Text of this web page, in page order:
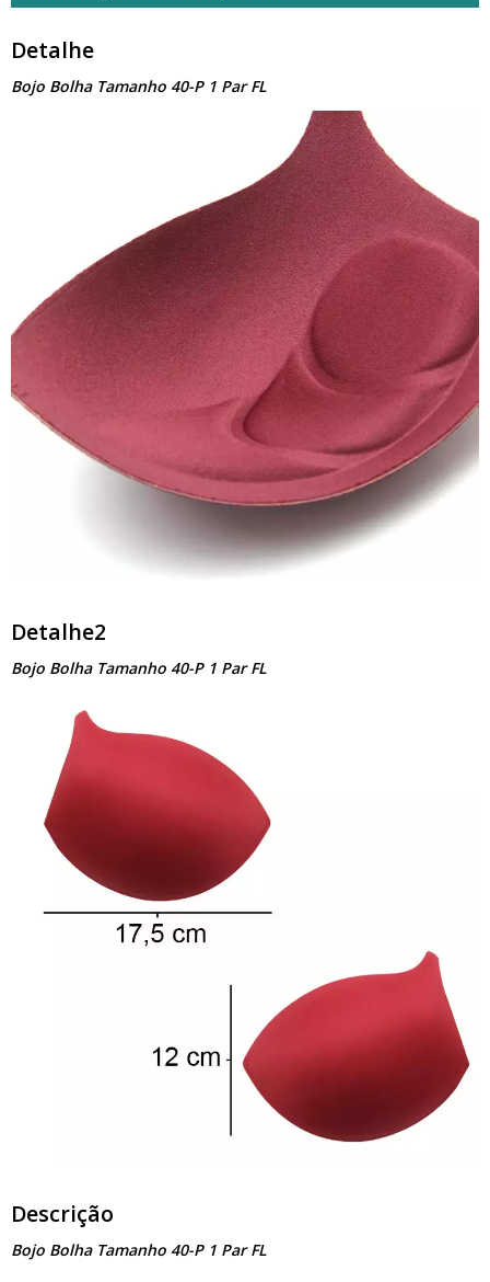
Detalhe
Bojo Bolha Tamanho 40-P 1 Par FL
Detalhe2
Bojo Bolha Tamanho 40-P 1 Par FL
Descrição
Bojo Bolha Tamanho 40-P 1 Par FL